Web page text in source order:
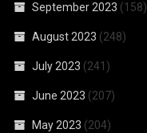
September 2023 (158)
August 2023 (248)
July 2023 (241)
June 2023 (207)
May 2023 (204)